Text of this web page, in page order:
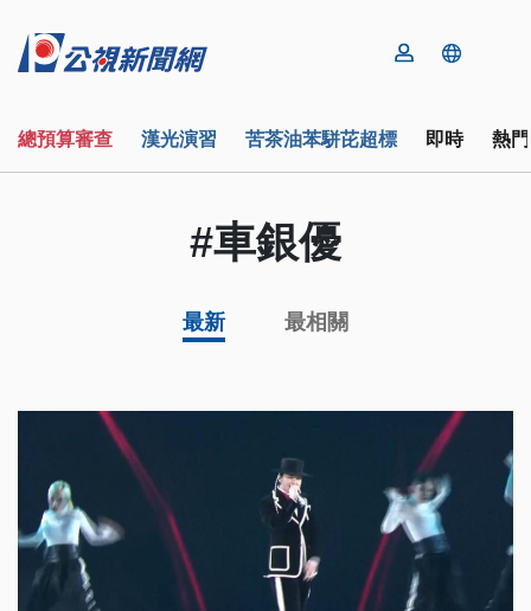
總預算審查 漢光演習 苦茶油苯駢芘超標 即時 熱
#車銀優
最新 最相關